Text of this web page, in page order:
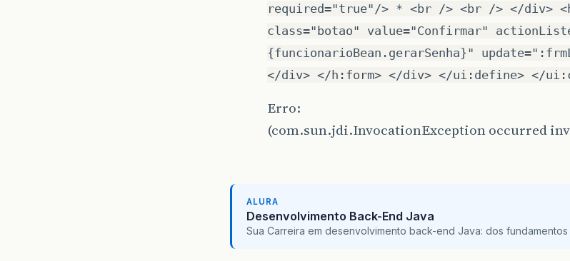
required="true"/> * <br /> <br /> </div>
class="botao" value="Confirmar"
{funcionarioBean.gerarSenha}"
</div> </h:form> </div> </ui:define> </
Erro:
(com.sun.jdi.InvocationException occurred
ALURA
Desenvolvimento Back-End Java
Sua Carreira em desenvolvimento back-end Java: dos fundamentos